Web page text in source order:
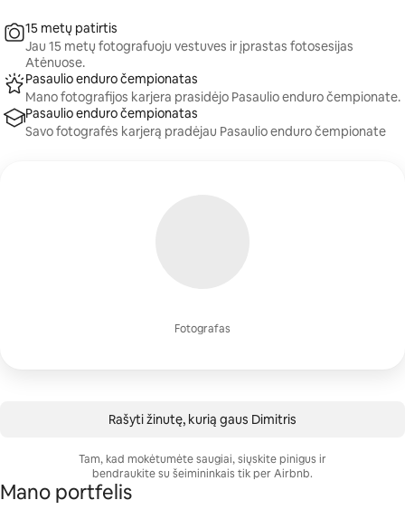
Fotografas
15 metų patirtis
Jau 15 metų fotografuoju vestuves ir įprastas fotosesijas
Atėnuose.
Pasaulio enduro čempionatas
Mano fotografijos karjera prasidėjo Pasaulio enduro čempionate.
Pasaulio enduro čempionatas
Savo fotografės karjerą pradėjau Pasaulio enduro čempionate
Rašyti žinutę, kurią gaus Dimitris
Tam, kad mokėtumėte saugiai, siųskite pinigus ir
bendraukite su šeimininkais tik per Airbnb.
Mano portfelis